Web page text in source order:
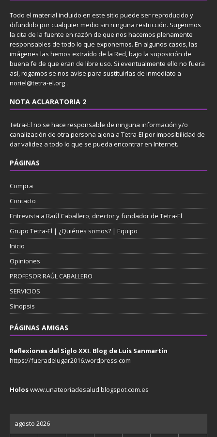
Todo el material incluido en este sitio puede ser reproducido y
difundido por cualquier medio sin ninguna restricción. Sugerimos
la cita de la fuente en razón de que nos hacemos plenamente
responsables de todo lo que exponemos. En algunos casos, las
imágenes las hemos extraído de la Red, bajo la suposición de
buena fe de que eran de libre uso. Si eventualmente ello no fuera
así, rogamos se nos avise para sustituirlas de inmediato a
noriel@tetra-el.org .
NOTA ACLARATORIA 2
Tetra-El no se hace responsable de ninguna información y/o
canalización de otra persona ajena a Tetra-El por imposibilidad de
dar validez a todo lo que se pueda encontrar en Internet.
PÁGINAS
Compra
Contacto
Entrevista a Raúl Caballero, director y fundador de Tetra-El
Grupo Tetra-El | ¿Quiénes somos? | Equipo
Inicio
Opiniones
PROFESOR RAÚL CABALLERO
SERVICIOS
Sinopsis
PÁGINAS AMIGAS
Reflexiones del Siglo XXI. Blog de Luis Sanmartin
https://fueradelugar2016.wordpress.com
Holoswww.unateoriadesalud.blogspot.com.es
agosto 2026